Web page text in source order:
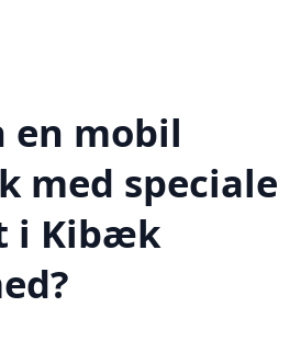
en mobil
med speciale
i Kibæk